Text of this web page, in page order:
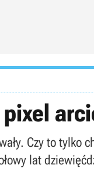
Czy to tylko
lat